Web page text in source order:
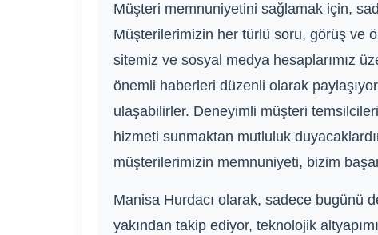
Müşteri memnuniyetini sağlamak için,
Müşterilerimizin her türlü soru, görüş ve
sitemiz ve sosyal medya hesaplarımız
önemli haberleri düzenli olarak
ulaşabilirler. Deneyimli müşteri
hizmeti sunmaktan mutluluk
müşterilerimizin memnuniyeti, bizim
Manisa Hurdacı olarak, sadece bugünü
yakından takip ediyor, teknolojik